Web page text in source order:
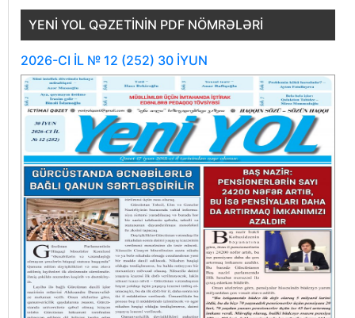
YENI YOL QƏZETININ PDF NÖMRƏLƏRI
2026-CI İL № 12 (252) 30 İYUN